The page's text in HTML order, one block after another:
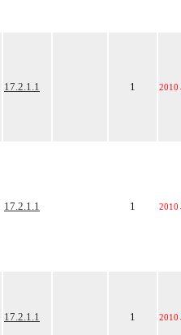
17.2.1.1 1 2010
17.2.1.1 1 2010
17.2.1.1 1 2010